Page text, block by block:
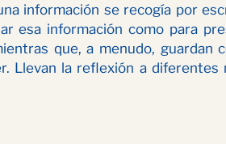
información se recogía por
esa información como para
que, a menudo, guardan
Llevan la reflexión a